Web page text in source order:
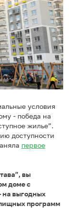
условия
- победа на
жилье”.
доступности
первое
вы
доме с
на выгодных
программ